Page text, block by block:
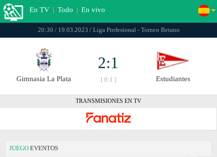
En TV | Todo | En vivo
20:30 / 19.03.2023 / Liga Profesional - Torneo Betano
Gimnasia La Plata
2:1
[ 0:1 ] Estudiantes
TRANSMISIONES EN TV
JUEGO EVENTOS